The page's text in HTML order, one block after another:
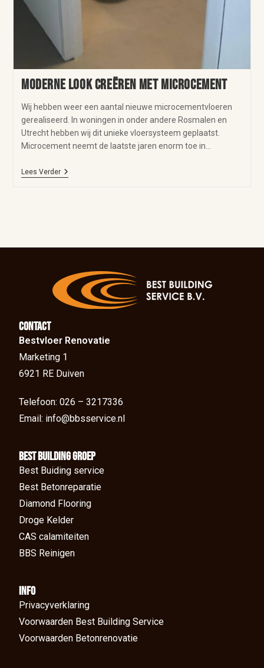
Moderne look creëren met microcement
Wij hebben weer een aantal nieuwe microcementvloeren
gerealiseerd. In woningen in onder andere Rosmalen en
Utrecht hebben wij dit unieke vloersysteem geplaatst.
Microcement neemt de laatste jaren enorm toe in…
Lees Verder
Contact
Bestvloer Renovatie
Marketing 1
6921 RE Duiven
Telefoon: 026 – 3217336
Email: info@bbsservice.nl
BEst Building groep
Best Buiding service
Best Betonreparatie
Diamond Flooring
Droge Kelder
CAS calamiteiten
BBS Reinigen
Info
Privacyverklaring
Voorwaarden Best Building Service
Voorwaarden Betonrenovatie